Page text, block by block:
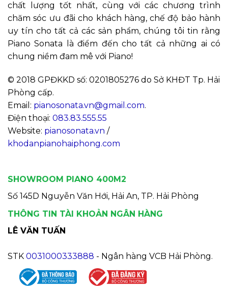
chất lượng tốt nhất, cùng với các chương trình
chăm sóc ưu đãi cho khách hàng, chế độ bảo hành
uy tín cho tất cả các sản phẩm, chúng tôi tin rằng
Piano Sonata là điểm đến cho tất cả những ai có
chung niềm đam mê với Piano!
© 2018 GPĐKKD số: 0201805276 do Sở KHĐT Tp. Hải
Phòng cấp.
Email: pianosonata.vn@gmail.com.
Điện thoại: 083.83.555.55
Website: pianosonata.vn /
khodanpianohaiphong.com
SHOWROOM PIANO 400M2
Số 145D Nguyễn Văn Hới, Hải An, TP. Hải Phòng
THÔNG TIN TÀI KHOẢN NGÂN HÀNG
LÊ VĂN TUẤN
STK 0031000333888 - Ngân hàng VCB Hải Phòng.